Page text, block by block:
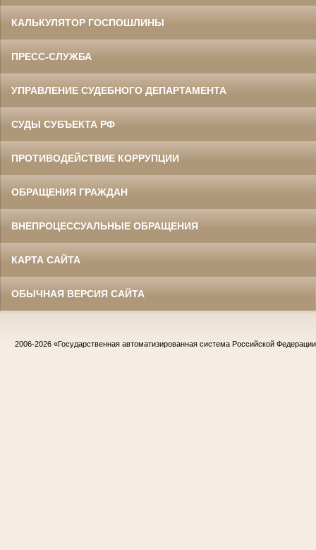
КАЛЬКУЛЯТОР ГОСПОШЛИНЫ
ПРЕСС-СЛУЖБА
УПРАВЛЕНИЕ СУДЕБНОГО ДЕПАРТАМЕНТА
СУДЫ СУБЪЕКТА РФ
ПРОТИВОДЕЙСТВИЕ КОРРУПЦИИ
ОБРАЩЕНИЯ ГРАЖДАН
ВНЕПРОЦЕССУАЛЬНЫЕ ОБРАЩЕНИЯ
КАРТА САЙТА
ОБЫЧНАЯ ВЕРСИЯ САЙТА
2006-2026 «Государственная автоматизированная система Российской